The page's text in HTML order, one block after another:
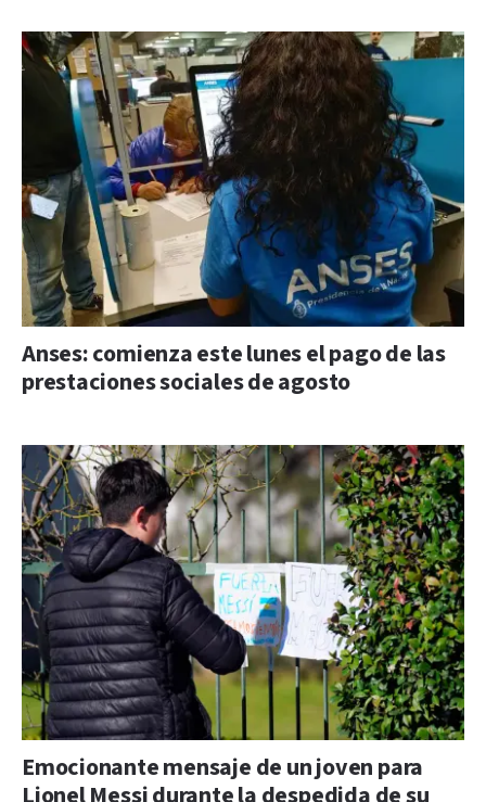
Anses: comienza este lunes el pago de las
prestaciones sociales de agosto
Emocionante mensaje de un joven para
Lionel Messi durante la despedida de su